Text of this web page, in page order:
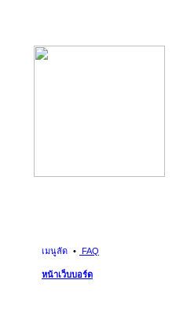
เมนูลัด FAQ
หน้าเว็บบอร์ด